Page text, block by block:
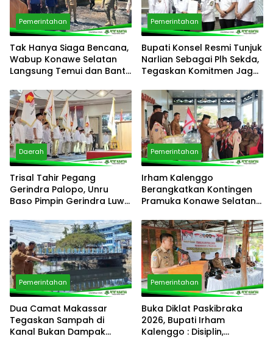
Pemerintahan
Tak Hanya Siaga Bencana,
Wabup Konawe Selatan
Langsung Temui dan Bantu
Palangga
Pemerintahan
Bupati Konsel Resmi Tunjuk
Narlian Sebagai Plh Sekda,
Tegaskan Komitmen Jaga
Daerah
Trisal Tahir Pegang
Gerindra Palopo, Unru
Baso Pimpin Gerindra Luwu
Pemerintahan
Irham Kalenggo
Berangkatkan Kontingen
Pramuka Konawe Selatan
Siapkan Generasi
Berkarkter di Kancah
Nasional
Pemerintahan
Dua Camat Makassar
Tegaskan Sampah di
Kanal Bukan Dampak
Pemerintahan
Buka Diklat Paskibraka
2026, Bupati Irham
Kalenggo : Disiplin,